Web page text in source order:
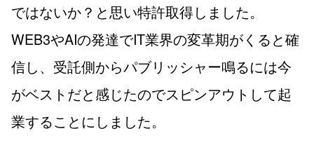
ではないか？と思い特許取得しました。
WEB3やAIの発達でIT業界の変革期がくると確
信し、受託側からパブリッシャー鳴るには今
がベストだと感じたのでスピンアウトして起
業することにしました。